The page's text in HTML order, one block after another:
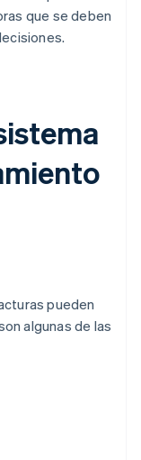
que se deben
pueden
algunas de las